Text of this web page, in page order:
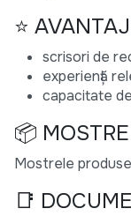
⭐
scrisori de
experiență
capacitate
📦 MOSTRE
Mostrele
📑